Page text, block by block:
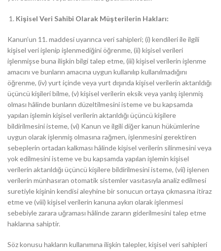
Kişisel Veri Sahibi Olarak Müşterilerin Hakları:
Kanun’un 11. maddesi uyarınca veri sahipleri; (i) kendileri ile ilgili
kişisel veri işlenip işlenmediğini öğrenme, (ii) kişisel verileri
işlenmişse buna ilişkin bilgi talep etme, (iii) kişisel verilerin işlenme
amacını ve bunların amacına uygun kullanılıp kullanılmadığını
öğrenme, (iv) yurt içinde veya yurt dışında kişisel verilerin aktarıldığı
üçüncü kişileri bilme, (v) kişisel verilerin eksik veya yanlış işlenmiş
olması hâlinde bunların düzeltilmesini isteme ve bu kapsamda
yapılan işlemin kişisel verilerin aktarıldığı üçüncü kişilere
bildirilmesini isteme, (vi) Kanun ve ilgili diğer kanun hükümlerine
uygun olarak işlenmiş olmasına rağmen, işlenmesini gerektiren
sebeplerin ortadan kalkması hâlinde kişisel verilerin silinmesini veya
yok edilmesini isteme ve bu kapsamda yapılan işlemin kişisel
verilerin aktarıldığı üçüncü kişilere bildirilmesini isteme, (vii) işlenen
verilerin münhasıran otomatik sistemler vasıtasıyla analiz edilmesi
suretiyle kişinin kendisi aleyhine bir sonucun ortaya çıkmasına itiraz
etme ve (viii) kişisel verilerin kanuna aykırı olarak işlenmesi
sebebiyle zarara uğraması hâlinde zararın giderilmesini talep etme
haklarına sahiptir.
Söz konusu hakların kullanımına ilişkin talepler, kişisel veri sahipleri